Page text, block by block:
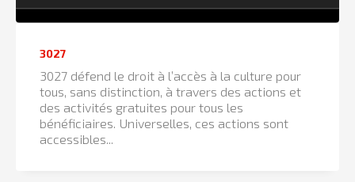
3027
3027 défend le droit à l’accès à la culture pour
tous, sans distinction, à travers des actions et
des activités gratuites pour tous les
bénéficiaires. Universelles, ces actions sont
accessibles...